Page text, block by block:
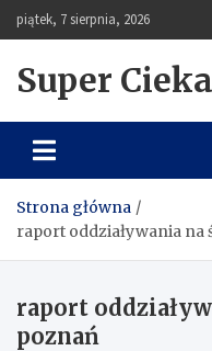
Skip
to
piątek, 7 sierpnia, 2026
Super
Strona główna
raport oddziaływania
raport
poznań